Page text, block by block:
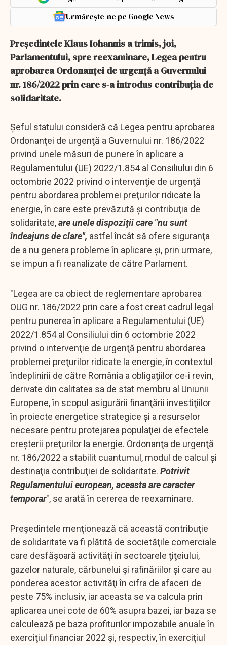
Urmărește-ne pe Google News
Preşedintele Klaus Iohannis a trimis, joi,
Parlamentului, spre reexaminare, Legea pentru
aprobarea Ordonanţei de urgenţă a Guvernului
nr. 186/2022 prin care s-a introdus contribuţia de
solidaritate.
Şeful statului consideră că Legea pentru aprobarea
Ordonanţei de urgenţă a Guvernului nr. 186/2022
privind unele măsuri de punere în aplicare a
Regulamentului (UE) 2022/1.854 al Consiliului din 6
octombrie 2022 privind o intervenţie de urgenţă
pentru abordarea problemei preţurilor ridicate la
energie, în care este prevăzută şi contribuţia de
solidaritate,are unele dispoziţii care "nu sunt
îndeajuns de clare", astfel încât să ofere siguranţa
de a nu genera probleme în aplicare şi, prin urmare,
se impun a fi reanalizate de către Parlament.
"Legea are ca obiect de reglementare aprobarea
OUG nr. 186/2022 prin care a fost creat cadrul legal
pentru punerea în aplicare a Regulamentului (UE)
2022/1.854 al Consiliului din 6 octombrie 2022
privind o intervenţie de urgenţă pentru abordarea
problemei preţurilor ridicate la energie, în contextul
îndeplinirii de către România a obligaţiilor ce-i revin,
derivate din calitatea sa de stat membru al Uniunii
Europene, în scopul asigurării finanţării investiţiilor
în proiecte energetice strategice şi a resurselor
necesare pentru protejarea populaţiei de efectele
creşterii preţurilor la energie. Ordonanţa de urgenţă
nr. 186/2022 a stabilit cuantumul, modul de calcul şi
destinaţia contribuţiei de solidaritate. Potrivit
Regulamentului european, aceasta are caracter
temporar", se arată în cererea de reexaminare.
Preşedintele menţionează că această contribuţie
de solidaritate va fi plătită de societăţile comerciale
care desfăşoară activităţi în sectoarele ţiţeiului,
gazelor naturale, cărbunelui şi rafinăriilor şi care au
ponderea acestor activităţi în cifra de afaceri de
peste 75% inclusiv, iar aceasta se va calcula prin
aplicarea unei cote de 60% asupra bazei, iar baza se
calculează pe baza profiturilor impozabile anuale în
exerciţiul financiar 2022 şi, respectiv, în exerciţiul